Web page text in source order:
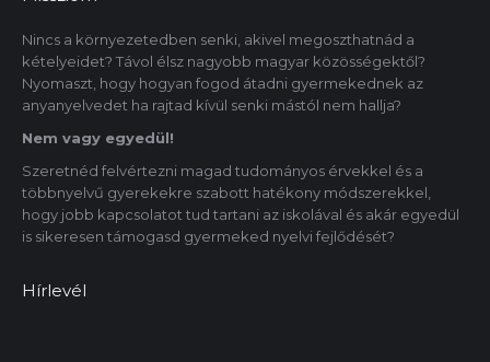
új
ablakban
nyílik
meg.
új
ablakban
nyílik
meg.
ablakban
nyílik
meg.
Nincs a környezetedben senki, akivel megoszthatnád a
kételyeidet? Távol élsz nagyobb magyar közösségektől?
Nyomaszt, hogy hogyan fogod átadni gyermekednek az
anyanyelvedet ha rajtad kívül senki mástól nem hallja?
Nem vagy egyedül!
Szeretnéd felvértezni magad tudományos érvekkel és a
többnyelvű gyerekekre szabott hatékony módszerekkel,
hogy jobb kapcsolatot tud tartani az iskolával és akár egyedül
is sikeresen támogasd gyermeked nyelvi fejlődését?
Hírlevél